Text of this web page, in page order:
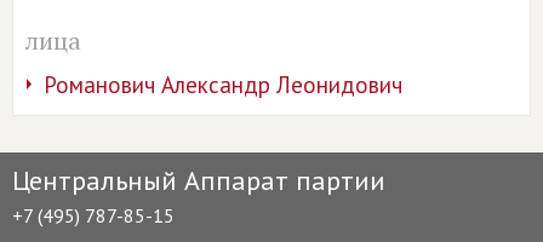
лица
Романович Александр Леонидович
Центральный Аппарат партии
+7 (495) 787-85-15